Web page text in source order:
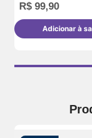
R$ 99,90
Adicionar à